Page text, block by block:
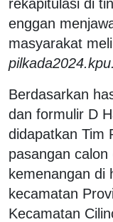
rekapitulasi di
enggan
masyarakat
Berdasarkan
dan formulir D
didapatkan Tim
pasangan
kemenangan di
kecamatan
Kecamatan